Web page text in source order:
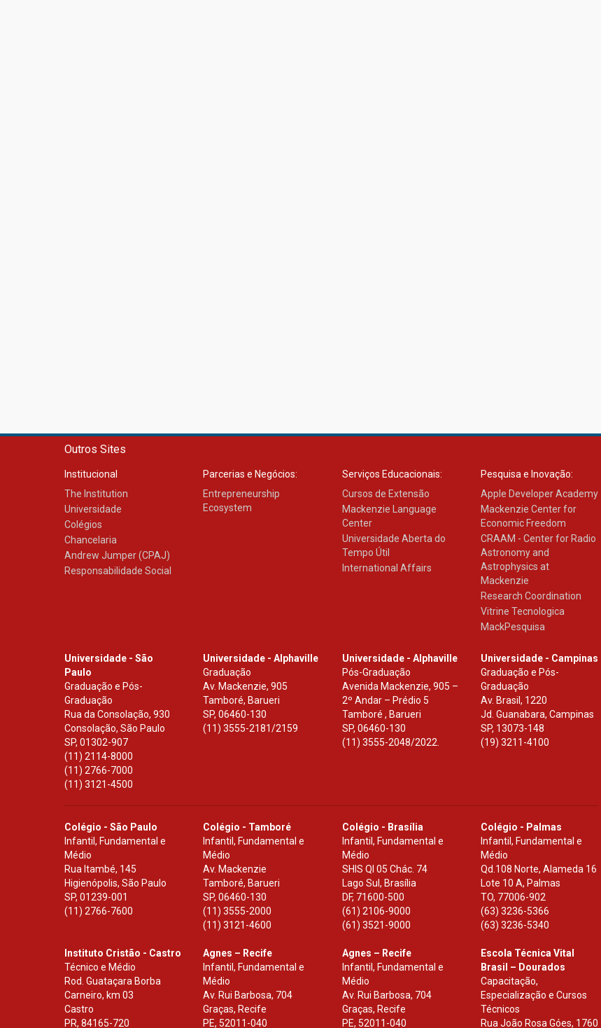
Outros Sites
Institucional
The Institution
Universidade
Colégios
Chancelaria
Andrew Jumper (CPAJ)
Responsabilidade Social
Parcerias e Negócios:
Entrepreneurship
Ecosystem
Serviços Educacionais:
Cursos de Extensão
Mackenzie Language
Center
Universidade Aberta do
Tempo Útil
International Affairs
Pesquisa e Inovação:
Apple Developer Academy
Mackenzie Center for
Economic Freedom
CRAAM - Center for Radio
Astronomy and
Astrophysics at
Mackenzie
Research Coordination
Vitrine Tecnologica
MackPesquisa
Universidade - São
Paulo
Graduação e Pós-
Graduação
Rua da Consolação, 930
Consolação, São Paulo
SP, 01302-907
(11) 2114-8000
(11) 2766-7000
(11) 3121-4500
Universidade - Alphaville
Graduação
Av. Mackenzie, 905
Tamboré, Barueri
SP,06460-130
(11) 3555-2181/2159
Universidade - Alphaville
Pós-Graduação
Avenida Mackenzie, 905 –
2º Andar – Prédio 5
Tamboré , Barueri
SP, 06460-130
(11) 3555-2048/2022.
Universidade - Campinas
Graduação e Pós-
Graduação
Av. Brasil, 1220
Jd. Guanabara, Campinas
SP, 13073-148
(19) 3211-4100
Colégio - São Paulo
Infantil, Fundamental e
Médio
Rua Itambé, 145
Higienópolis, São Paulo
SP, 01239-001
(11) 2766-7600
Colégio - Tamboré
Infantil, Fundamental e
Médio
Av. Mackenzie
Tamboré, Barueri
SP,06460-130
(11) 3555-2000
(11) 3121-4600
Colégio - Brasília
Infantil, Fundamental e
Médio
SHIS Ql 05 Chác. 74
Lago Sul, Brasília
DF, 71600-500
(61) 2106-9000
(61) 3521-9000
Colégio - Palmas
Infantil, Fundamental e
Médio
Qd.108 Norte, Alameda 16
Lote 10 A, Palmas
TO, 77006-902
(63) 3236-5366
(63) 3236-5340
Instituto Cristão - Castro
Técnico e Médio
Rod. Guataçara Borba
Carneiro, km 03
Castro
PR, 84165-720
Agnes – Recife
Infantil, Fundamental e
Médio
Av. Rui Barbosa, 704
Graças, Recife
PE, 52011-040
Agnes – Recife
Infantil, Fundamental e
Médio
Av. Rui Barbosa, 704
Graças, Recife
PE, 52011-040
Escola Técnica Vital
Brasil – Dourados
Capacitação,
Especialização e Cursos
Técnicos
Rua João Rosa Góes, 1760